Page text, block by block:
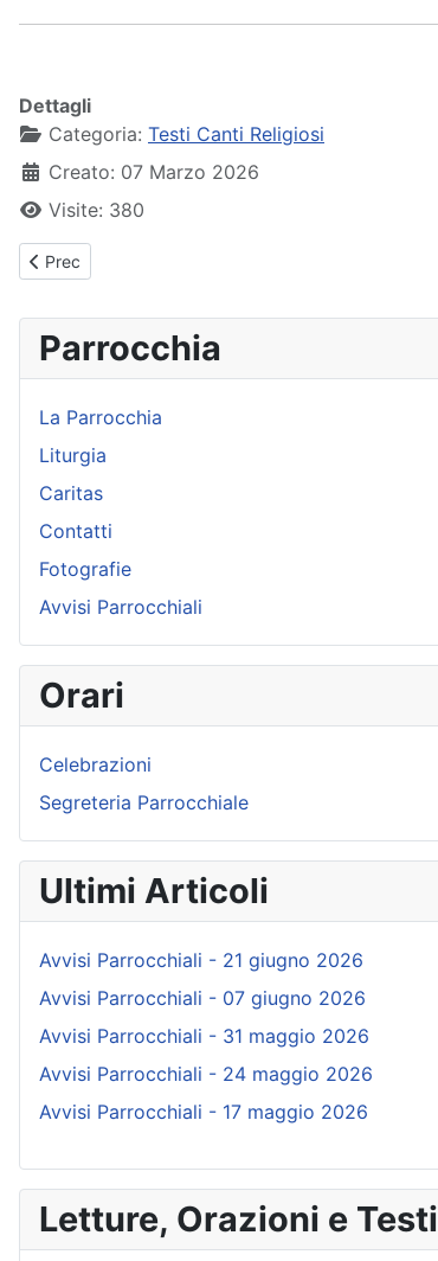
Dettagli
Categoria: Testi Canti Religiosi
Creato: 07 Marzo 2026
Visite: 380
Articolo precedente: Servo per amore
Prec
Parrocchia
La Parrocchia
Liturgia
Caritas
Contatti
Fotografie
Avvisi Parrocchiali
Orari
Celebrazioni
Segreteria Parrocchiale
Ultimi Articoli
Avvisi Parrocchiali - 21 giugno 2026
Avvisi Parrocchiali - 07 giugno 2026
Avvisi Parrocchiali - 31 maggio 2026
Avvisi Parrocchiali - 24 maggio 2026
Avvisi Parrocchiali - 17 maggio 2026
Letture, Orazioni e Testi